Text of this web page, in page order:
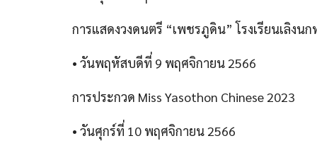
การแสดงวงดนตรี “เพชรภูดิน” โรงเรียนเลิงนก
• วันพฤหัสบดีที่ 9 พฤศจิกายน 2566
การประกวด Miss Yasothon Chinese 2023
• วันศุกร์ที่ 10 พฤศจิกายน 2566